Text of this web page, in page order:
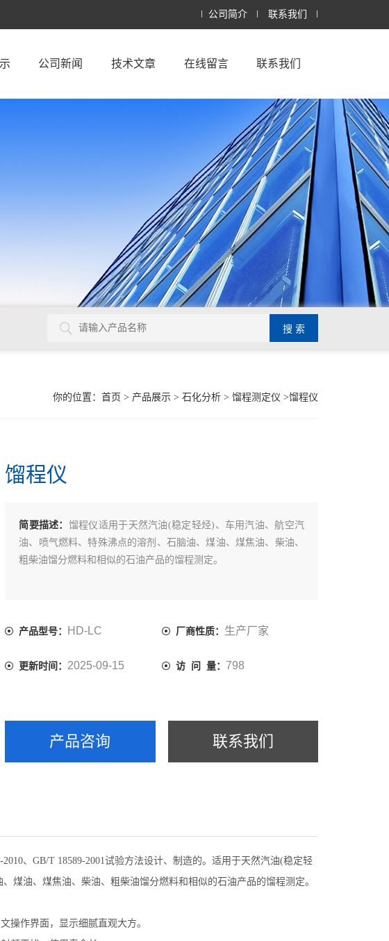
公司简介 联系我们
公司新闻 技术文章 在线留言 联系我们
你的位置： 首页 > 产品展示 > 石化分析 > 馏程测定仪 >馏程仪
馏程仪
简要描述： 馏程仪适用于天然汽油(稳定轻烃)、车用汽油、航空汽
油、喷气燃料、特殊沸点的溶剂、石脑油、煤油、煤焦油、柴油、
粗柴油馏分燃料和相似的石油产品的馏程测定。
产品型号： HD-LC 厂商性质： 生产厂家
更新时间： 2025-09-15 访 问 量： 798
产品咨询 联系我们
、GB/T 18589-2001试验方法设计、制造的。 适用于天然汽油(稳定轻
煤油、煤焦油、柴油、粗柴油馏分燃料和相似的石油产品的馏程测定。
操作界面，显示细腻直观大方。